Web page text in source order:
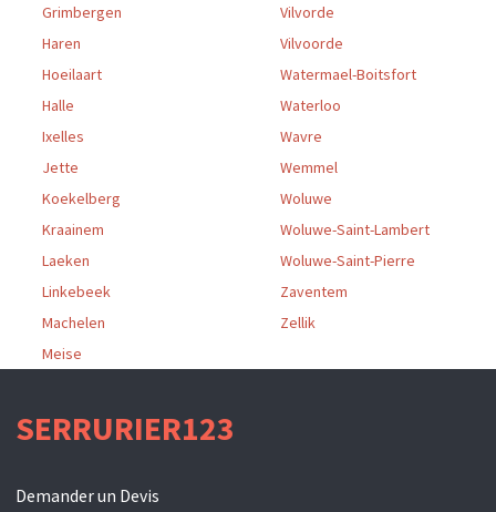
Grimbergen
Haren
Hoeilaart
Halle
Ixelles
Jette
Koekelberg
Kraainem
Laeken
Linkebeek
Machelen
Meise
Vilvorde
Vilvoorde
Watermael-Boitsfort
Waterloo
Wavre
Wemmel
Woluwe
Woluwe-Saint-Lambert
Woluwe-Saint-Pierre
Zaventem
Zellik
SERRURIER123
Demander un Devis